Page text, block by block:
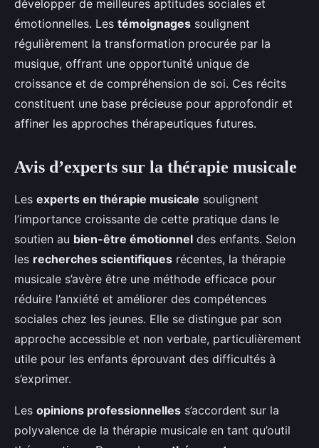
développer de meilleures aptitudes sociales et
émotionnelles. Les témoignages soulignent
régulièrement la transformation procurée par la
musique, offrant une opportunité unique de
croissance et de compréhension de soi. Ces récits
constituent une base précieuse pour approfondir et
affiner les approches thérapeutiques futures.
Avis d’experts sur la thérapie musicale
Les experts en thérapie musicale soulignent
l’importance croissante de cette pratique dans le
soutien au bien-être émotionnel des enfants. Selon
les recherches scientifiques récentes, la thérapie
musicale s’avère être une méthode efficace pour
réduire l’anxiété et améliorer des compétences
sociales chez les jeunes. Elle se distingue par son
approche accessible et non verbale, particulièrement
utile pour les enfants éprouvant des difficultés à
s’exprimer.
Les opinions professionnelles s’accordent sur la
polyvalence de la thérapie musicale en tant qu’outil